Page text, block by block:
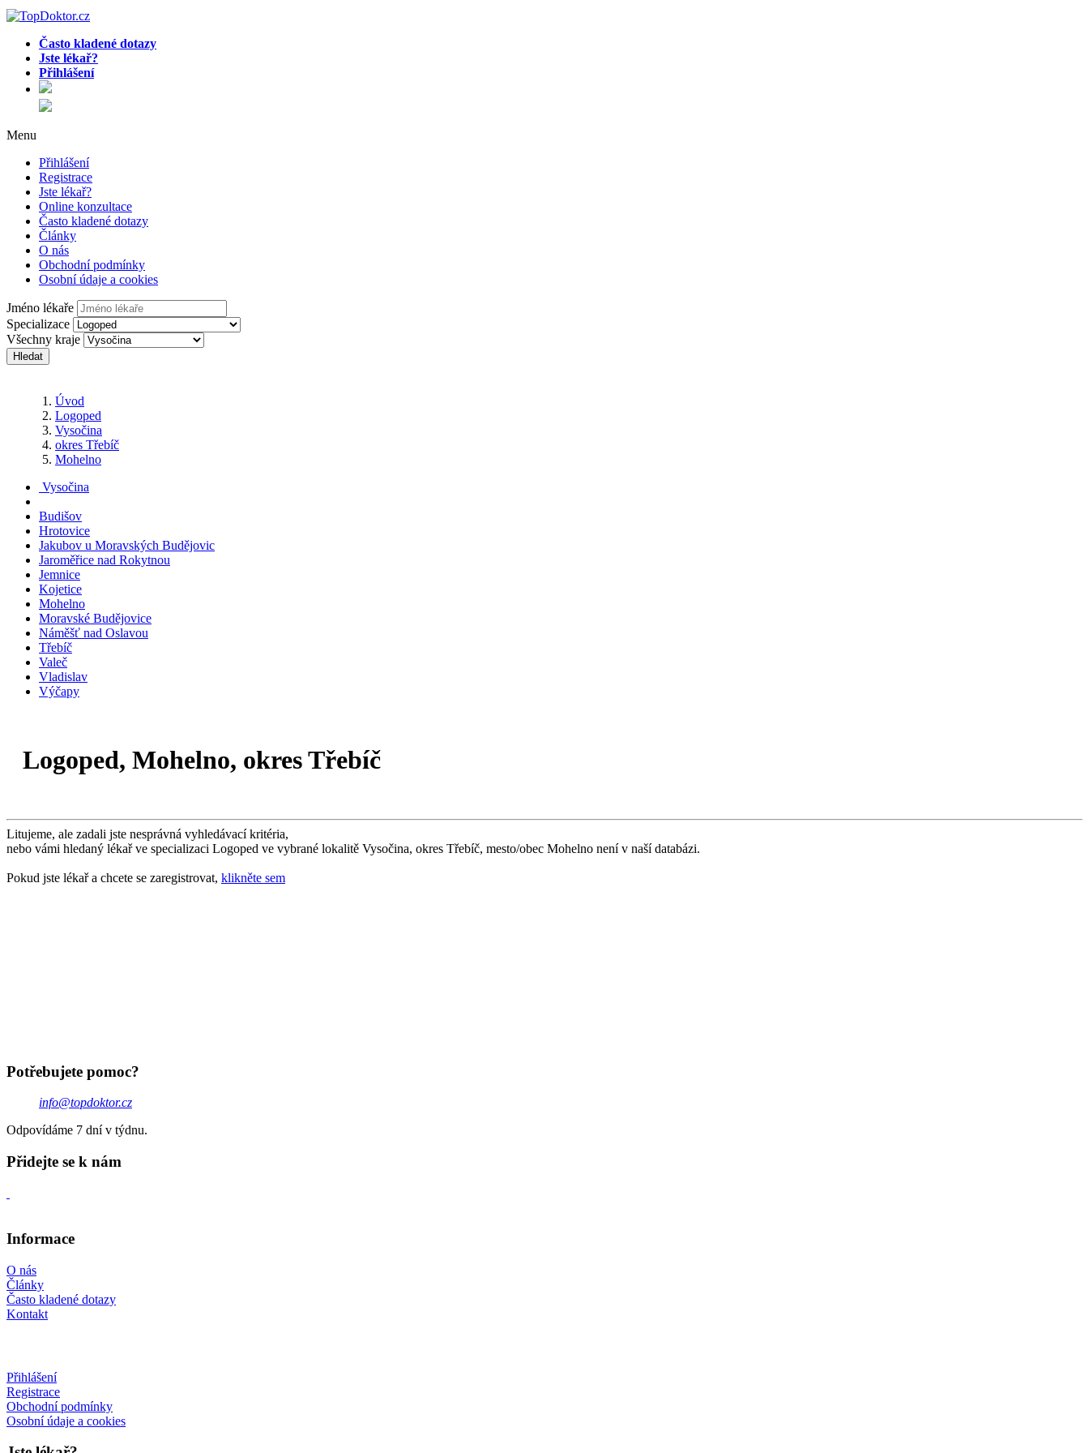
Často kladené dotazy
Jste lékař?
Přihlášení
Menu
Přihlášení
Registrace
Jste lékař?
Online konzultace
Často kladené dotazy
Články
O nás
Obchodní podmínky
Osobní údaje a cookies
Jméno lékaře
Specializace
Všechny kraje
Hledat
Úvod
Logoped
Vysočina
okres Třebíč
Mohelno
Vysočina
Budišov
Hrotovice
Jakubov u Moravských Budějovic
Jaroměřice nad Rokytnou
Jemnice
Kojetice
Mohelno
Moravské Budějovice
Náměšť nad Oslavou
Třebíč
Valeč
Vladislav
Výčapy
Logoped, Mohelno, okres Třebíč
Litujeme, ale zadali jste nesprávná vyhledávací kritéria,
nebo vámi hledaný lékař ve specializaci Logoped ve vybrané lokalitě Vysočina, okres Třebíč, mesto/obec Mohelno není v naší databázi.
Pokud jste lékař a chcete se zaregistrovat, klikněte sem
Potřebujete pomoc?
info@topdoktor.cz
Odpovídáme 7 dní v týdnu.
Přidejte se k nám
Informace
O nás
Články
Často kladené dotazy
Kontakt
Přihlášení
Registrace
Obchodní podmínky
Osobní údaje a cookies